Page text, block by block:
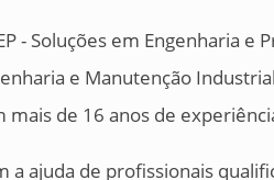
- Soluções em Engenharia
e Manutenção
mais de 16 anos de
a ajuda de profissionais